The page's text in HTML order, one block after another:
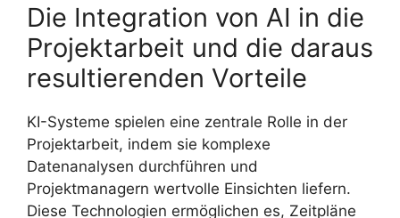
Die Integration von AI in die
Projektarbeit und die daraus
resultierenden Vorteile
KI-Systeme spielen eine zentrale Rolle in der
Projektarbeit, indem sie komplexe
Datenanalysen durchführen und
Projektmanagern wertvolle Einsichten liefern.
Diese Technologien ermöglichen es, Zeitpläne